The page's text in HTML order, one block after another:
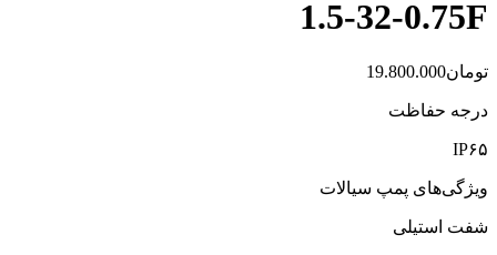
1.5-32-0.75F
تومان19.800.000
درجه حفاظت
IP۶۵
ویژگی‌های پمپ سیالات
شفت استیلی